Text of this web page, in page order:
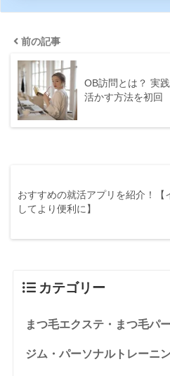
前の記事
OB訪問とは？ 実
活かす方法を初回
おすすめの就活アプリを紹介！【
してより便利に】
カテゴリー
まつ毛エクステ・まつ毛パ
ジム・パーソナルトレーニ